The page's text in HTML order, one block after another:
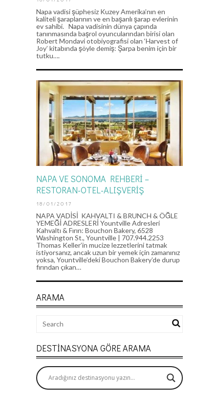
Napa vadisi şüphesiz Kuzey Amerika’nın en
kaliteli şaraplarının ve en başarılı şarap evlerinin
ev sahibi. Napa vadisinin dünya çapında
tanınmasında başrol oyuncularından birisi olan
Robert Mondavi otobiyografisi olan ‘Harvest of
Joy’ kitabında şöyle demiş: Şarpa benim için bir
tutku….
NAPA VE SONOMA REHBERİ –
RESTORAN-OTEL-ALIŞVERİŞ
18/01/2017
NAPA VADİSİ KAHVALTI & BRUNCH & ÖĞLE
YEMEĞİ ADRESLERİ Yountville Adresleri
Kahvaltı & Fırın: Bouchon Bakery, 6528
Washington St., Yountville | 707.944.2253
Thomas Keller’in mucize lezzetlerini tatmak
istiyorsanız, ancak uzun bir yemek için zamanınız
yoksa, Yountville’deki Bouchon Bakery’de durup
fırından çıkan…
ARAMA
DESTINASYONA GÖRE ARAMA